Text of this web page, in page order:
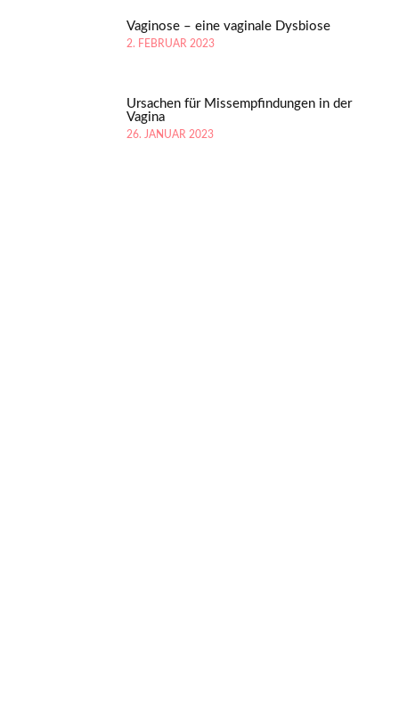
Vaginose – eine vaginale Dysbiose
2. FEBRUAR 2023
Ursachen für Missempfindungen in der
Vagina
26. JANUAR 2023